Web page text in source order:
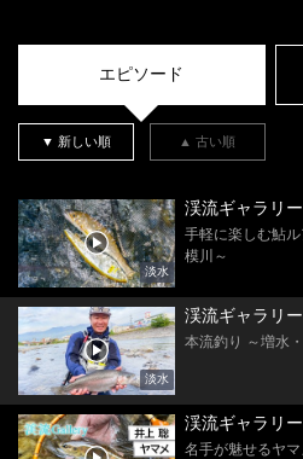
エピソード
▼ 新しい順 ▲ 古い順
淡水
渓流ギャラリー
手軽に楽しむ鮎
模川～
淡水
渓流ギャラリー
本流釣り ～増水
渓流ギャラリー
名手が魅せるヤ